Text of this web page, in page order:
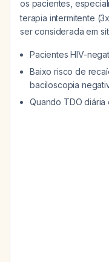
os pacientes,
terapia intermitente
ser considerada em
Pacientes HIV-
Baixo risco de
baciloscopia
Quando TDO diária